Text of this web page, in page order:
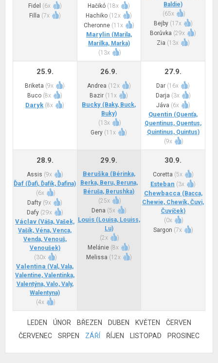
Fidel (6x
)
Filla (7x )
Hačikó (18x
)
Hachiko (12x
)
Cheronne (11x )
Marylin (Marila,
Marilka, Marka)
(13x )
Baldie)
(65x
)
Bejby (17x
)
Borůvka (29x
)
Zia (13x )
25.9.
Briketa (9x
)
Buco (8x )
Daryk (8x )
26.9.
Andrea (12x
)
Bazir (11x )
Bucky (Baky, Buck,
Buky)
(13x
)
Gery (11x )
27.9.
Dar (16x
)
Darja (3x
)
Jáva (6x )
Quentin (Quenťa,
Quentinus, Quentus,
Quintinus, Quintus)
(9x )
28.9.
Assis (9x )
Ďaf (Ďafi, Ďafík, Ďafina)
(6x
)
Dafty (9x
)
Dafy (29x )
Václav (Váša, Vašek,
Vašík, Véna, Venca,
Venda, Venouš,
Venoušek)
(30x )
Valentina (Val, Vala,
Valentine, Valentinka,
Valentýna, Valo, Valy,
Walentyna)
(4x )
29.9.
Beruška (Bérinka,
Berka, Beru, Beruna,
Béruša, Berushka)
(25x
)
Dena (5x )
Louis(Louisa, Louiss,
Lu)
(2x
)
Melánie (8x
)
Melissa (12x )
30.9.
Coretta (5x )
Esteban (3x )
Chewbacca (Bacca,
Chewie, Chewík, Čuvi,
Čuvíček)
(0x
)
Sargon (7x )
LEDEN ÚNOR BŘEZEN DUBEN KVĚTEN
ČERVEN
ČERVENEC
SRPEN ZÁŘÍ ŘÍJEN LISTOPAD PROSINEC